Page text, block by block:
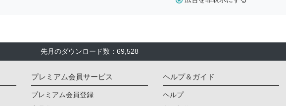
先月のダウンロード数：69,528
プレミアム会員サービス
プレミアム会員登録
ヘルプ＆ガイド
ヘルプ